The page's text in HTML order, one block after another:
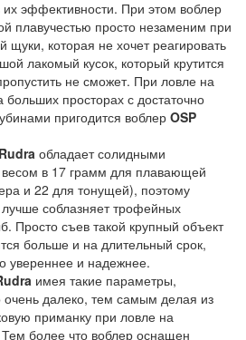
эффективности. При этом воблер
плавучестью просто незаменим при
щуки, которая не хочет реагировать
лакомый кусок, который крутится
не сможет. При ловле на
просторах с достаточно
пригодится воблер OSP
обладает солидными
в 17 грамм для плавающей
и 22 для тонущей), поэтому
соблазняет трофейных
Просто съев такой крупный объект
больше и на длительный срок,
увереннее и надежнее.
имея такие параметры,
очень далеко, тем самым делая из
приманку при ловле на
более что воблер оснащен